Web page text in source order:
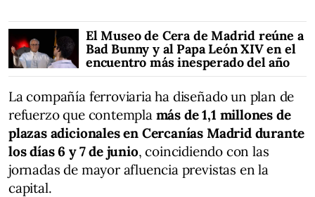
El Museo de Cera de Madrid reúne a
Bad Bunny y al Papa León XIV en el
encuentro más inesperado del año
La compañía ferroviaria ha diseñado un plan de
refuerzo que contempla más de 1,1 millones de
plazas adicionales en Cercanías Madrid durante
los días 6 y 7 de junio, coincidiendo con las
jornadas de mayor afluencia previstas en la
capital.